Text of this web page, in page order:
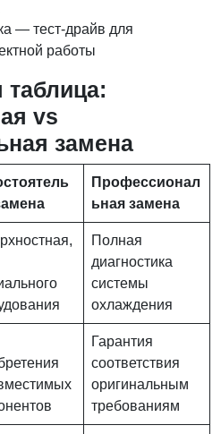
— тест-драйв для
работы
таблица:
vs
замена
Профессионал
ьная замена
Полная
диагностика
системы
охлаждения
Гарантия
соответствия
оригинальным
требованиям